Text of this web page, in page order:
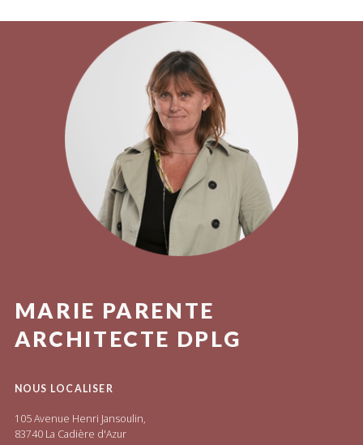
MARIE PARENTE
ARCHITECTE DPLG
NOUS LOCALISER
105 Avenue Henri Jansoulin,
83740 La Cadière d'Azur